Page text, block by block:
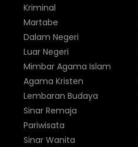
Kriminal
Martabe
Dalam Negeri
Luar Negeri
Mimbar Agama Islam
Agama Kristen
Lembaran Budaya
Sinar Remaja
Pariwisata
Sinar Wanita